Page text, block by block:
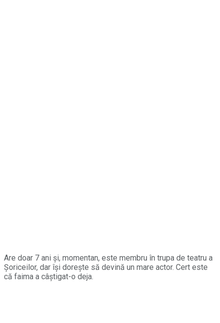
Are doar 7 ani și, momentan, este membru în trupa de teatru a
Șoriceilor, dar își dorește să devină un mare actor. Cert este
că faima a câștigat-o deja.